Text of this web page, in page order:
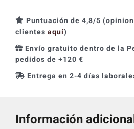
Puntuación de 4,8/5
clientes aquí)
Envío gratuito dentro de la
pedidos de +120 €
Entrega en 2-4 días
Información